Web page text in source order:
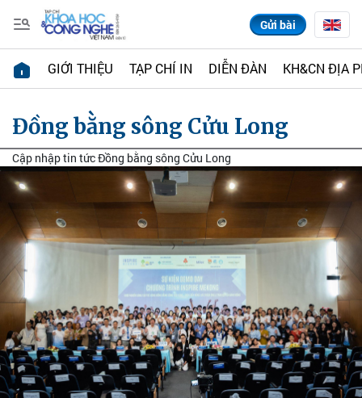
Gửi bài
GIỚI THIỆU TẠP CHÍ IN DIỄN ĐÀN KH&CN ĐỊA
Đồng bằng sông Cửu Long
Cập nhập tin tức Đồng bằng sông Cửu Long